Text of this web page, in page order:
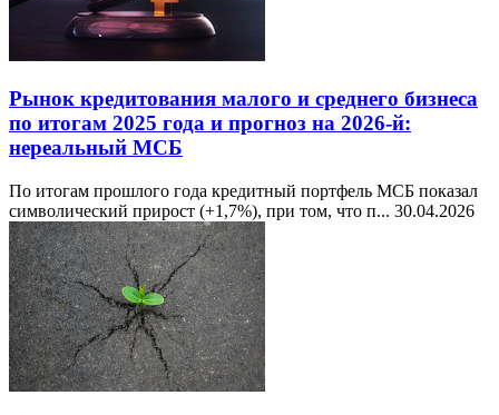
Рынок кредитования малого и среднего бизнеса
по итогам 2025 года и прогноз на 2026-й:
нереальный МСБ
По итогам прошлого года кредитный портфель МСБ показал
символический прирост (+1,7%), при том, что п... 30.04.2026